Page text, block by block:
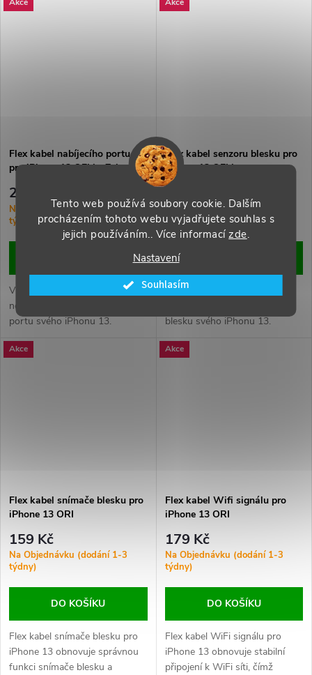
Tento web používá soubory cookie. Dalším
procházením tohoto webu vyjadřujete souhlas s
jejich používáním.. Více informacízde.
Nastavení
Souhlasím
spolehlivý přenos dat. spolehlivý přenos dat.
Akce
Flex kabel nabíjecího portu
pro iPhone 13 OEM - Zelený
289 Kč
Na Objednávku (dodání 1-3
týdny)
Vyměňte poškozený nebo
nefunkční flex kabel nabíjecího
portu svého iPhonu 13.
spolehlivý přenos dat.
Akce
Flex kabel senzoru blesku pro
iPhone 13 OEM
Na Objednávku (dodání 1-3
týdny)
Vyměňte poškozený nebo
blesku svého iPhonu 13.
LED blesku pro jasné fotografie
Akce
Flex kabel snímače blesku pro
iPhone 13 ORI
159 Kč
Na Objednávku (dodání 1-3
týdny)
DO KOŠÍKU
Flex kabel snímače blesku pro
iPhone 13 obnovuje správnou
funkci snímače blesku a
Akce
Flex kabel Wifi signálu pro
iPhone 13 ORI
179 Kč
Na Objednávku (dodání 1-3
týdny)
DO KOŠÍKU
Flex kabel WiFi signálu pro
iPhone 13 obnovuje stabilní
připojení k WiFi síti, čímž